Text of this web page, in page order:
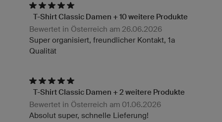
T-Shirt Classic Damen + 10 weitere Produkte
Bewertet in Österreich am 26.06.2026
Super organisiert, freundlicher Kontakt, 1a
Qualität
T-Shirt Classic Damen + 2 weitere Produkte
Bewertet in Österreich am 01.06.2026
Absolut super, schnelle Lieferung!